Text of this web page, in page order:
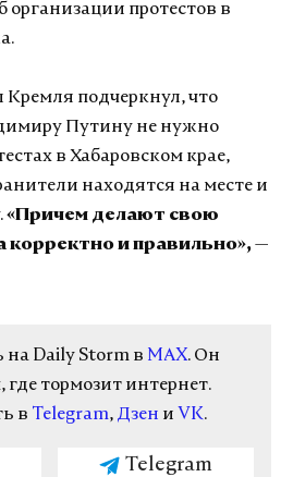
организации протестов в
Кремля подчеркнул, что
Путину не нужно
в Хабаровском крае,
находятся на месте и
«Причем делают свою
корректно и правильно», —
Daily Storm в MAX. Он
где тормозит интернет.
в Telegram, Дзен и VK.
Telegram